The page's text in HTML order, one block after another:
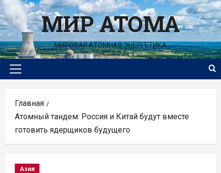
Перейти
к
содержимомуМИР АТОМА
МИРОВАЯ АТОМНАЯ ЭНЕРГЕТИКА
Основное
Главная
Атомный тандем: Россия и Китай будут вместе
готовить ядерщиков будущего
Азия